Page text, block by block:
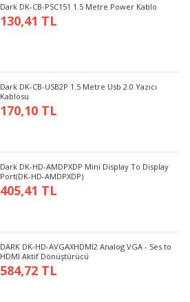
Dark DK-CB-PSC151 1.5 Metre Power Kablo
130,41 TL
Dark DK-CB-USB2P 1.5 Metre Usb 2.0 Yazıcı
Kablosu
170,10 TL
Dark DK-HD-AMDPXDP Mini Display To Display
Port(DK-HD-AMDPXDP)
405,41 TL
DARK DK-HD-AVGAXHDMI2 Analog VGA - Ses to
HDMI Aktif Dönüştürücü
584,72 TL